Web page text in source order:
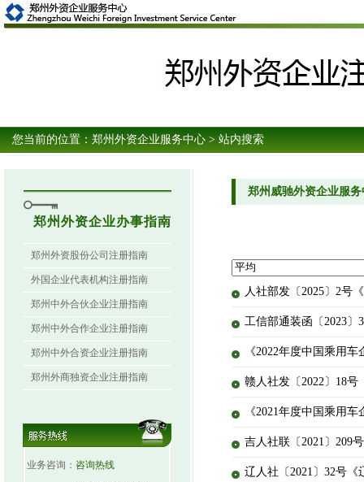
您当前的位置： 郑州外资企业服务中心 > 站内搜索
郑州外资企业办事指南
郑州外资股份公司注册指南
外国企业代表机构注册指南
郑州中外合伙企业注册指南
郑州中外合作企业注册指南
郑州中外合资企业注册指南
郑州外商独资企业注册指南
业务咨询： 咨询热线
郑州威驰外资企业服
人社部发〔2025〕2号
工信部通装函〔2023〕
《2022年度中国乘用车
赣人社发〔2022〕18
《2021年度中国乘用车
吉人社联〔2021〕209
辽人社〔2021〕32号